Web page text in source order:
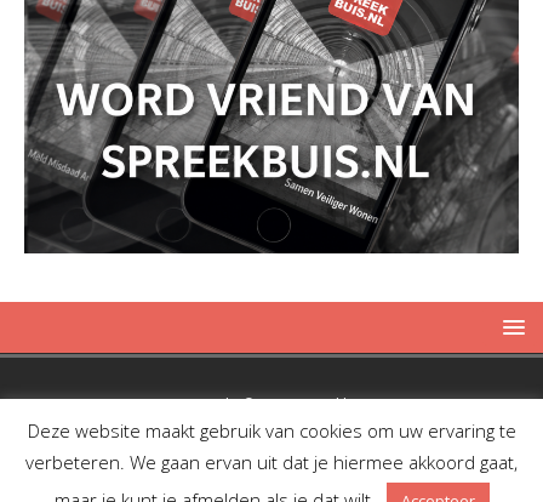
Copyright © 2019 Spreekbuis
Deze website maakt gebruik van cookies om uw ervaring te
verbeteren. We gaan ervan uit dat je hiermee akkoord gaat,